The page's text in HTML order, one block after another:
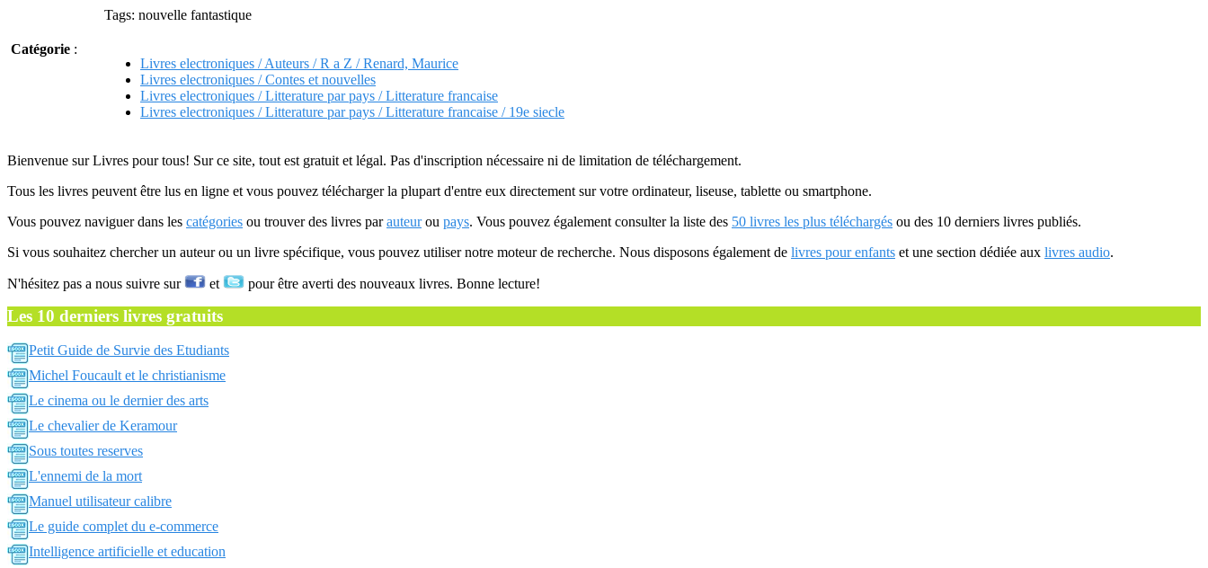
Tags: nouvelle fantastique
Catégorie :
Livres electroniques / Auteurs / R a Z / Renard, Maurice
Livres electroniques / Contes et nouvelles
Livres electroniques / Litterature par pays / Litterature francaise
Livres electroniques / Litterature par pays / Litterature francaise / 19e siecle
Bienvenue sur Livres pour tous! Sur ce site, tout est gratuit et légal. Pas d'inscription nécessaire ni de limitation de téléchargement.
Tous les livres peuvent être lus en ligne et vous pouvez télécharger la plupart d'entre eux directement sur votre ordinateur, liseuse, tablette ou smartphone.
Vous pouvez naviguer dans les catégories ou trouver des livres parauteurou pays. Vous pouvez également consulter la liste des 50 livres les plus téléchargés ou des 10 derniers livres publiés.
Si vous souhaitez chercher un auteur ou un livre spécifique, vous pouvez utiliser notre moteur de recherche. Nous disposons également de livres pour enfants et une section dédiée aux livres audio.
N'hésitez pas a nous suivre sur et pour être averti des nouveaux livres. Bonne lecture!
Les 10 derniers livres gratuits
Petit Guide de Survie des Etudiants
Michel Foucault et le christianisme
Le cinema ou le dernier des arts
Le chevalier de Keramour
Sous toutes reserves
L'ennemi de la mort
Manuel utilisateur calibre
Le guide complet du e-commerce
Intelligence artificielle et education